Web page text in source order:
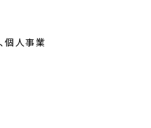
個人事業